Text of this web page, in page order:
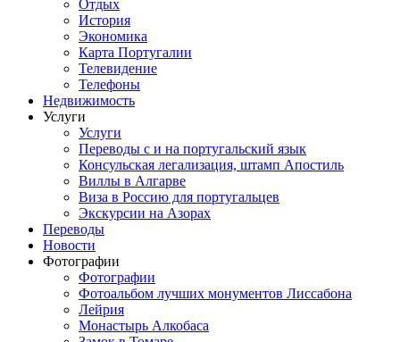
Отдых
История
Экономика
Карта Португалии
Телевидение
Телефоны
Недвижимость
Услуги
Услуги
Переводы с и на португальский язык
Консульская легализация, штамп Апостиль
Виллы в Алгарве
Виза в Россию для португальцев
Экскурсии на Азорах
Переводы
Новости
Фотографии
Фотографии
Фотоальбом лучших монументов Лиссабона
Лейрия
Монастырь Алкобаса